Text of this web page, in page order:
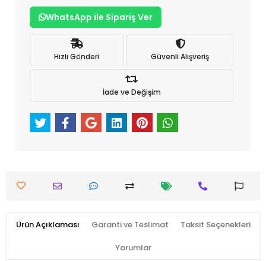
WhatsApp ile Sipariş Ver
Hızlı Gönderi Güvenli Alışveriş
İade ve Değişim
Ürün Açıklaması Garanti ve Teslimat Taksit Seçenekleri
Yorumlar